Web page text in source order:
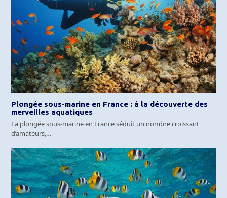
Plongée sous-marine en France : à la découverte des
merveilles aquatiques
La plongée sous-marine en France séduit un nombre croissant
d’amateurs,…